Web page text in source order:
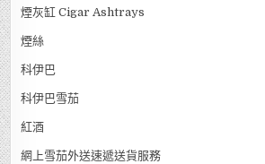
煙灰缸 Cigar Ashtrays
煙絲
科伊巴
科伊巴雪茄
紅酒
網上雪茄外送速遞送貨服務